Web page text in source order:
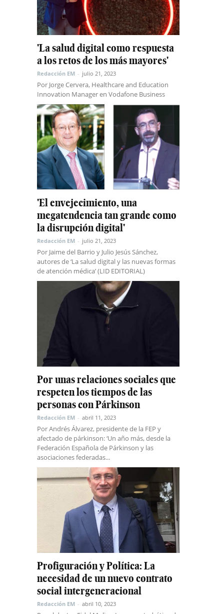
'La salud digital como respuesta
a los retos de los más mayores'
Redacción EM - julio 21, 2023
Por Jorge Cervera, Healthcare and Education
Innovation Manager en Vodafone Business
'El envejecimiento, una
megatendencia tan grande como
la disrupción digital'
Redacción EM - julio 21, 2023
Por Jaime del Barrio y Julio Jesús Sánchez,
autores de ‘La salud digital y las nuevas formas
de atención médica’ (LID EDITORIAL)
Por unas relaciones sociales que
respeten los tiempos de las
personas con Párkinson
Redacción EM - abril 11, 2023
Por Andrés Álvarez, presidente de la FEP y
afectado de párkinson: ‘Un año más, desde la
Federación Española de Párkinson y las
asociaciones federadas...
Profiguración y Política: La
necesidad de un nuevo contrato
social intergeneracional
Redacción EM - abril 10, 2023